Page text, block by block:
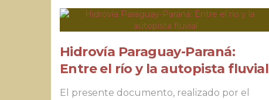
Hidrovía Paraguay-Paraná:
Entre el río y la autopista fluvial
El presente documento, realizado por el